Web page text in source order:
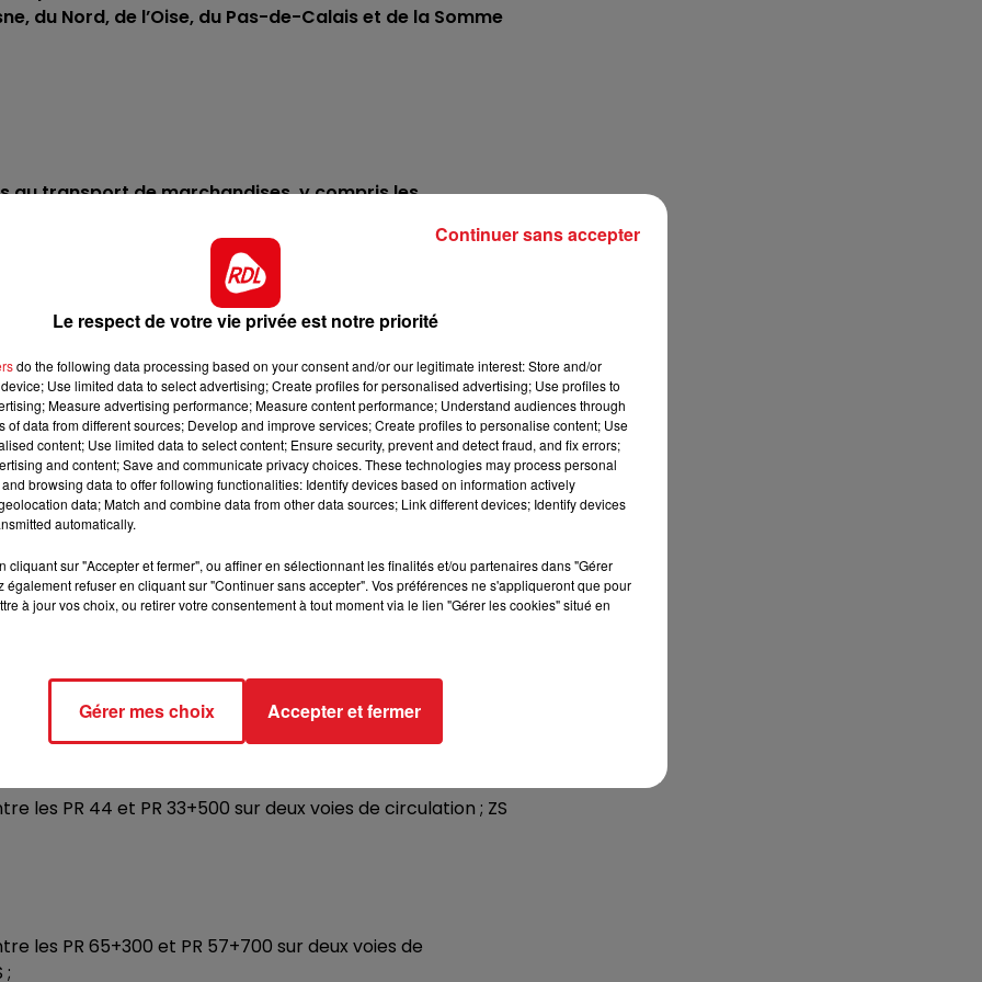
du Nord, de l’Oise, du Pas-de-Calais et de la Somme
transport de marchandises, y compris les
à 7,5 tonnes :
A29/A16 jusqu’aux confins du département de l’Oise
A29/A1 jusqu’aux confins du département de l’Oise ;
jonction A26/RN2 jusqu’aux confins du département de
affectés au transport de marchandises, y
est supérieur à 7,5 tonnes dans les départements
les PR 44 et PR 33+500 sur deux voies de circulation ; ZS
les PR 65+300 et PR 57+700 sur deux voies de
;
Le respect de votre vie privée est notre priorité
do the following data processing based on your consent and/or our legitimate interest: Store and/or
Use limited data to select advertising; Create profiles for personalised advertising; Use profiles to
Measure advertising performance; Measure content performance; Understand audiences through
of data from different sources; Develop and improve services; Create profiles to personalise content; Use
content; Use limited data to select content; Ensure security, prevent and detect fraud, and fix errors;
and content; Save and communicate privacy choices. These technologies may process personal
browsing data to offer following functionalities: Identify devices based on information actively
data; Match and combine data from other data sources; Link different devices; Identify devices
automatically.
cliquant sur "Accepter et fermer", ou affiner en sélectionnant les finalités et/ou partenaires dans "Gérer
également refuser en cliquant sur "Continuer sans accepter". Vos préférences ne s'appliqueront que pour
à jour vos choix, ou retirer votre consentement à tout moment via le lien "Gérer les cookies" situé en
Gérer mes choix Accepter et fermer
Continuer sans accepter